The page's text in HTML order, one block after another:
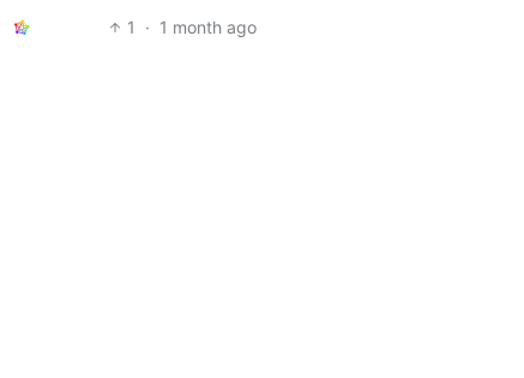
1 · 1 month ago